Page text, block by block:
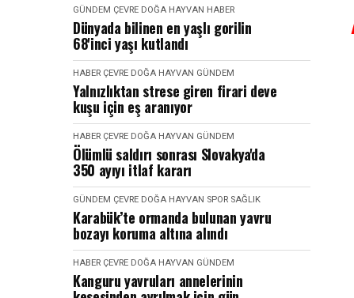
GÜNDEM ÇEVRE DOĞA HAYVAN HABER
Dünyada bilinen en yaşlı gorilin
68'inci yaşı kutlandı
HABER ÇEVRE DOĞA HAYVAN GÜNDEM
Yalnızlıktan strese giren firari deve
kuşu için eş aranıyor
HABER ÇEVRE DOĞA HAYVAN GÜNDEM
Ölümlü saldırı sonrası Slovakya'da
350 ayıyı itlaf kararı
GÜNDEM ÇEVRE DOĞA HAYVAN SPOR SAĞLIK
Karabük’te ormanda bulunan yavru
bozayı koruma altına alındı
HABER ÇEVRE DOĞA HAYVAN GÜNDEM
Kanguru yavruları annelerinin